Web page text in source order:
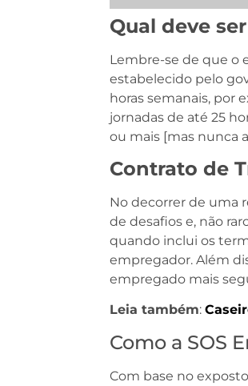
Qual deve
Lembre-se de que o
estabelecido pelo
horas semanais, por
jornadas de até 25
ou mais [mas nunca
Contrato de
No decorrer de uma
de desafios e, não
quando inclui os
empregador. Além
empregado mais
Leia também:
Como a SOS
Com base no